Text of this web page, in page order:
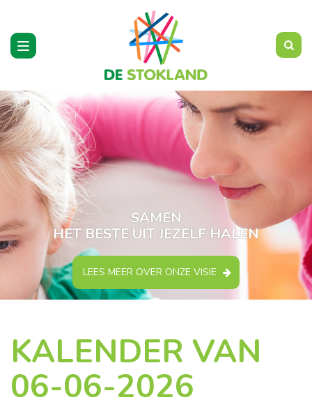
Toggle
navigation
SAMEN
HET BESTE UIT JEZELF HALEN
LEES MEER OVER ONZE VISIE
KALENDER VAN
06-06-2026